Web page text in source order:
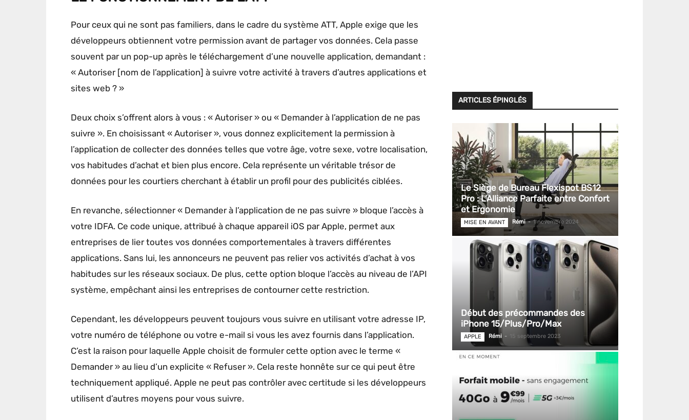
Pour ceux qui ne sont pas familiers, dans le cadre du système ATT, Apple exige que les
développeurs obtiennent votre permission avant de partager vos données. Cela passe
souvent par un pop-up après le téléchargement d’une nouvelle application, demandant :
« Autoriser [nom de l’application] à suivre votre activité à travers d’autres applications et
sites web ? »
Deux choix s’offrent alors à vous : « Autoriser » ou « Demander à l’application de ne pas
suivre ». En choisissant « Autoriser », vous donnez explicitement la permission à
l’application de collecter des données telles que votre âge, votre sexe, votre localisation,
vos habitudes d’achat et bien plus encore. Cela représente un véritable trésor de
données pour les courtiers cherchant à établir un profil pour des publicités ciblées.
En revanche, sélectionner « Demander à l’application de ne pas suivre » bloque l’accès à
votre IDFA. Ce code unique, attribué à chaque appareil iOS par Apple, permet aux
entreprises de lier toutes vos données comportementales à travers différentes
applications. Sans lui, les annonceurs ne peuvent pas relier vos activités d’achat à vos
habitudes sur les réseaux sociaux. De plus, cette option bloque l’accès au niveau de l’API
système, empêchant ainsi les entreprises de contourner cette restriction.
Cependant, les développeurs peuvent toujours vous suivre en utilisant votre adresse IP,
votre numéro de téléphone ou votre e-mail si vous les avez fournis dans l’application.
C’est la raison pour laquelle Apple choisit de formuler cette option avec le terme «
Demander » au lieu d’un explicite « Refuser ». Cela reste honnête sur ce qui peut être
techniquement appliqué. Apple ne peut pas contrôler avec certitude si les développeurs
utilisent d’autres moyens pour vous suivre.
ARTICLES ÉPINGLÉS
Le Siège de Bureau Flexispot BS12
Pro : L’Alliance Parfaite entre Confort
et Ergonomie
MISE EN AVANT Rémi - 1 novembre 2024
Début des précommandes des
iPhone 15/Plus/Pro/Max
APPLE Rémi - 15 septembre 2023